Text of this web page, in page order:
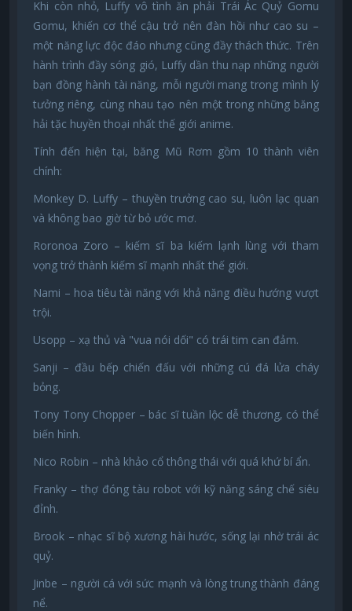
Khi còn nhỏ, Luffy vô tình ăn phải Trái Ác Quỷ Gomu
Gomu, khiến cơ thể cậu trở nên đàn hồi như cao su –
một năng lực độc đáo nhưng cũng đầy thách thức. Trên
hành trình đầy sóng gió, Luffy dần thu nạp những người
bạn đồng hành tài năng, mỗi người mang trong mình lý
tưởng riêng, cùng nhau tạo nên một trong những băng
hải tặc huyền thoại nhất thế giới anime.
Tính đến hiện tại, băng Mũ Rơm gồm 10 thành viên
chính:
Monkey D. Luffy – thuyền trưởng cao su, luôn lạc quan
và không bao giờ từ bỏ ước mơ.
Roronoa Zoro – kiếm sĩ ba kiếm lạnh lùng với tham
vọng trở thành kiếm sĩ mạnh nhất thế giới.
Nami – hoa tiêu tài năng với khả năng điều hướng vượt
trội.
Usopp – xạ thủ và "vua nói dối" có trái tim can đảm.
Sanji – đầu bếp chiến đấu với những cú đá lửa cháy
bỏng.
Tony Tony Chopper – bác sĩ tuần lộc dễ thương, có thể
biến hình.
Nico Robin – nhà khảo cổ thông thái với quá khứ bí ẩn.
Franky – thợ đóng tàu robot với kỹ năng sáng chế siêu
đỉnh.
Brook – nhạc sĩ bộ xương hài hước, sống lại nhờ trái ác
quỷ.
Jinbe – người cá với sức mạnh và lòng trung thành đáng
nể.